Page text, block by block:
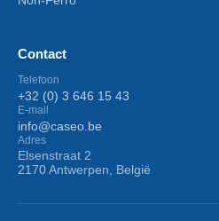
Contact
Telefoon
+32 (0) 3 646 15 43
E-mail
info@caseo.be
Adres
Elsenstraat 2
2170 Antwerpen, België